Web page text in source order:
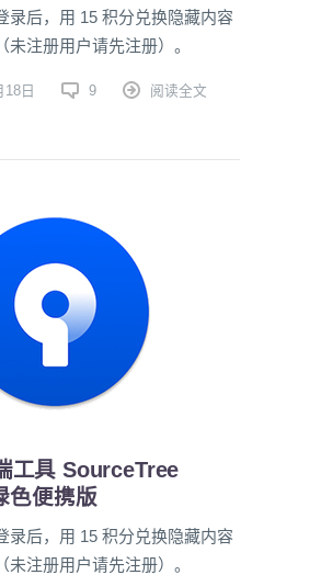
录后，用 15 积分兑换隐藏内容
未注册用户请先注册）。
18日 9 阅读全文
工具 SourceTree
色便携版
录后，用 15 积分兑换隐藏内容
未注册用户请先注册）。